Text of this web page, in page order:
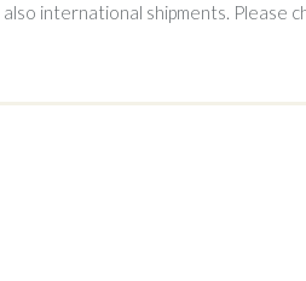
international shipments. Please